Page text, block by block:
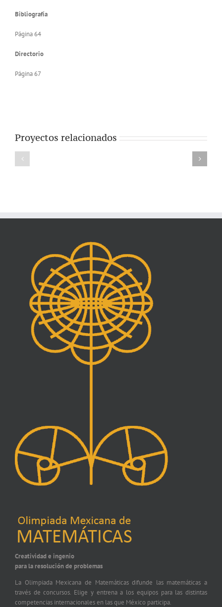
Bibliografía
Página 64
Directorio
Página 67
Proyectos relacionados
Creatividad e ingenio
para la resolución de problemas
La Olimpiada Mexicana de Matemáticas difunde las matemáticas a
través de concursos. Elige y entrena a los equipos para las distintas
competencias internacionales en las que México participa.